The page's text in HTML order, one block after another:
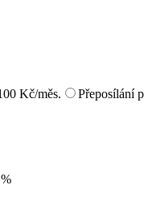
Kč/měs. Přeposílání